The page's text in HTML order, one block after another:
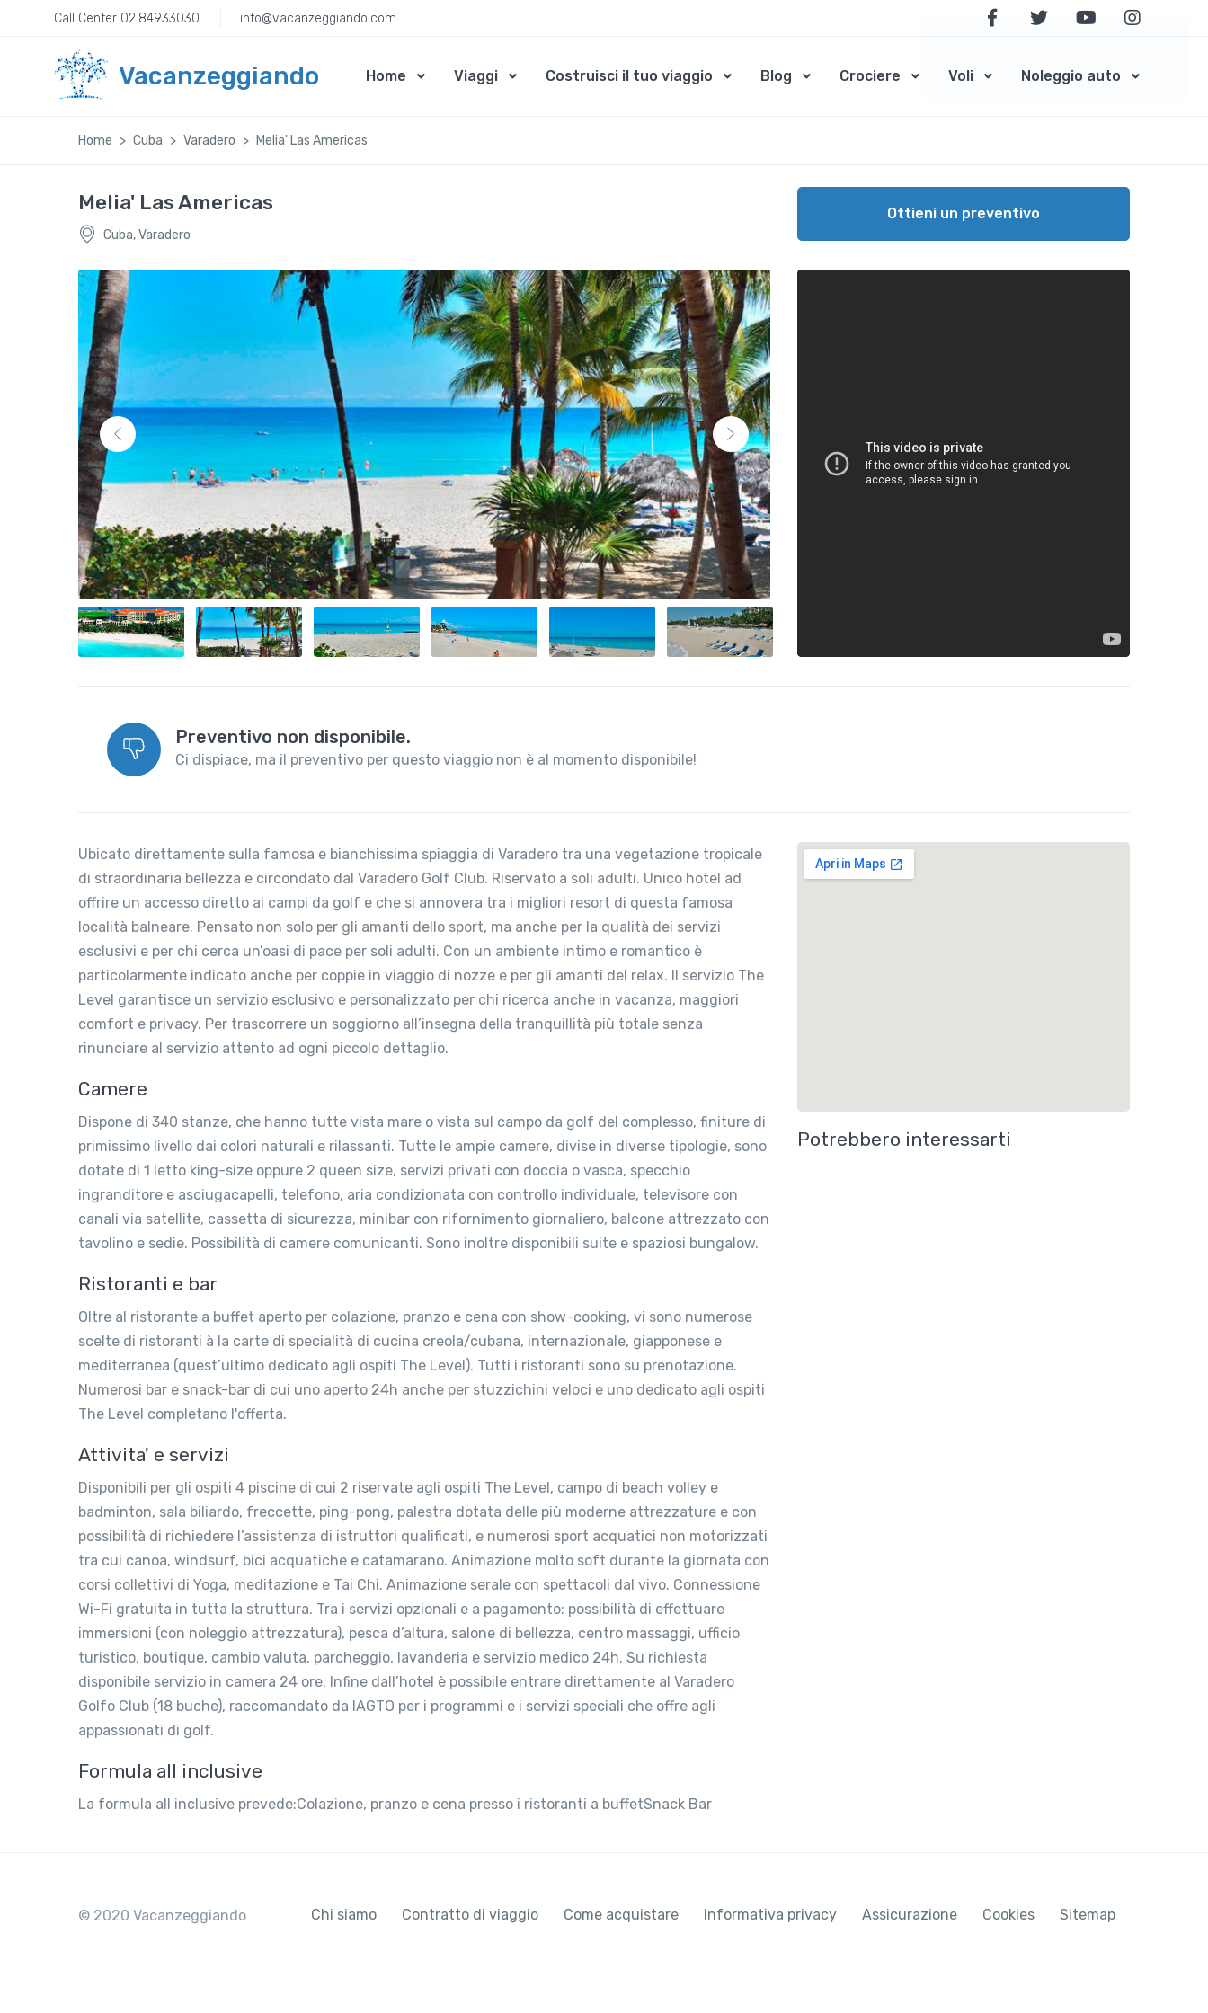
Call Center 02.84933030 info@vacanzeggiando.com
Vacanzeggiando Home Viaggi Costruisci il tuo viaggio Blog Crociere Voli Noleggio auto
visitando questa struttura!
Home Cuba Varadero Melia' Las Americas
Melia' Las Americas
Cuba, Varadero
Ottieni un preventivo
Preventivo non disponibile.
Ci dispiace, ma il preventivo per questo viaggio non è al momento disponibile!
Ubicato direttamente sulla famosa e bianchissima spiaggia di Varadero tra una vegetazione tropicale
di straordinaria bellezza e circondato dal Varadero Golf Club. Riservato a soli adulti. Unico hotel ad
offrire un accesso diretto ai campi da golf e che si annovera tra i migliori resort di questa famosa
località balneare. Pensato non solo per gli amanti dello sport, ma anche per la qualità dei servizi
esclusivi e per chi cerca un’oasi di pace per soli adulti. Con un ambiente intimo e romantico è
particolarmente indicato anche per coppie in viaggio di nozze e per gli amanti del relax. Il servizio The
Level garantisce un servizio esclusivo e personalizzato per chi ricerca anche in vacanza, maggiori
comfort e privacy. Per trascorrere un soggiorno all’insegna della tranquillità più totale senza
rinunciare al servizio attento ad ogni piccolo dettaglio.
Camere
Dispone di 340 stanze, che hanno tutte vista mare o vista sul campo da golf del complesso, finiture di
primissimo livello dai colori naturali e rilassanti. Tutte le ampie camere, divise in diverse tipologie, sono
dotate di 1 letto king-size oppure 2 queen size, servizi privati con doccia o vasca, specchio
ingranditore e asciugacapelli, telefono, aria condizionata con controllo individuale, televisore con
canali via satellite, cassetta di sicurezza, minibar con rifornimento giornaliero, balcone attrezzato con
tavolino e sedie. Possibilità di camere comunicanti. Sono inoltre disponibili suite e spaziosi bungalow.
Ristoranti e bar
Oltre al ristorante a buffet aperto per colazione, pranzo e cena con show-cooking, vi sono numerose
scelte di ristoranti à la carte di specialità di cucina creola/cubana, internazionale, giapponese e
mediterranea (quest’ultimo dedicato agli ospiti The Level). Tutti i ristoranti sono su prenotazione.
Numerosi bar e snack-bar di cui uno aperto 24h anche per stuzzichini veloci e uno dedicato agli ospiti
The Level completano l'offerta.
Attivita' e servizi
Disponibili per gli ospiti 4 piscine di cui 2 riservate agli ospiti The Level, campo di beach volley e
badminton, sala biliardo, freccette, ping-pong, palestra dotata delle più moderne attrezzature e con
possibilità di richiedere l’assistenza di istruttori qualificati, e numerosi sport acquatici non motorizzati
tra cui canoa, windsurf, bici acquatiche e catamarano. Animazione molto soft durante la giornata con
corsi collettivi di Yoga, meditazione e Tai Chi. Animazione serale con spettacoli dal vivo. Connessione
Wi-Fi gratuita in tutta la struttura. Tra i servizi opzionali e a pagamento: possibilità di effettuare
immersioni (con noleggio attrezzatura), pesca d’altura, salone di bellezza, centro massaggi, ufficio
turistico, boutique, cambio valuta, parcheggio, lavanderia e servizio medico 24h. Su richiesta
disponibile servizio in camera 24 ore. Infine dall’hotel è possibile entrare direttamente al Varadero
Golfo Club (18 buche), raccomandato da IAGTO per i programmi e i servizi speciali che offre agli
appassionati di golf.
Formula all inclusive
La formula all inclusive prevede:Colazione, pranzo e cena presso i ristoranti a buffetSnack Bar
Potrebbero interessarti
© 2020 Vacanzeggiando Chi siamo Contratto di viaggio Come acquistare Informativa privacy Assicurazione Cookies Sitemap